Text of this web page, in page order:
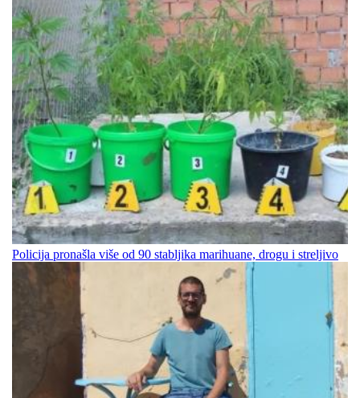
Policija pronašla više od 90 stabljika marihuane, drogu i streljivo